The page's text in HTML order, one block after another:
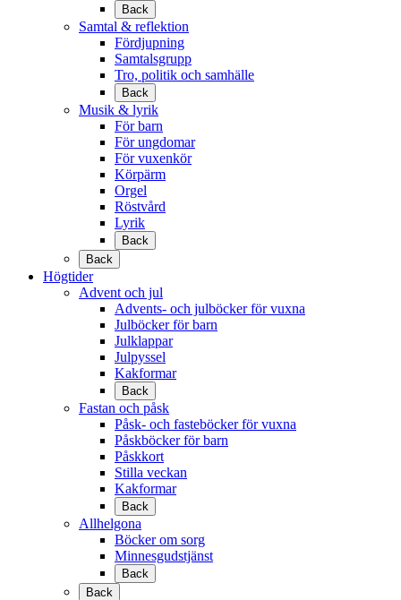
Back
Samtal & reflektion
Fördjupning
Samtalsgrupp
Tro, politik och samhälle
Back
Musik & lyrik
För barn
För ungdomar
För vuxenkör
Körpärm
Orgel
Röstvård
Lyrik
Back
Back
Högtider
Advent och jul
Advents- och julböcker för vuxna
Julböcker för barn
Julklappar
Julpyssel
Kakformar
Back
Fastan och påsk
Påsk- och fasteböcker för vuxna
Påskböcker för barn
Påskkort
Stilla veckan
Kakformar
Back
Allhelgona
Böcker om sorg
Minnesgudstjänst
Back
Back